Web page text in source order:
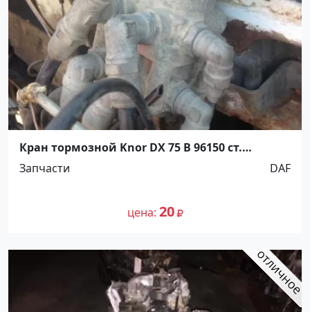
Кран тормозной Knor DX 75 B 96150 ст.
Новотитаровская
Запчасти DAF
цена 20